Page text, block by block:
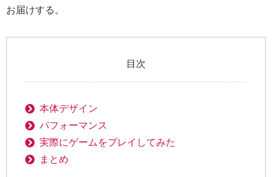
お届けする。
目次
本体デザイン
パフォーマンス
実際にゲームをプレイしてみた
まとめ